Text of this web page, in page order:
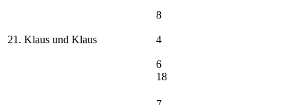
21. Klaus und Klaus
8
4
6
18